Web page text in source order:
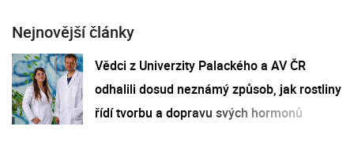
Nejnovější články
Vědci z Univerzity Palackého a AV ČR
odhalili dosud neznámý způsob, jak rostliny
řídí tvorbu a dopravu svých hormonů